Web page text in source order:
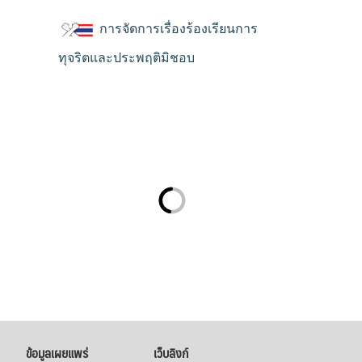
การจัดการเรื่องร้องเรียนการ
ทุจริตและประพฤติมิชอบ
ข้อมูลเผยแพร่ เว็บลิงก์